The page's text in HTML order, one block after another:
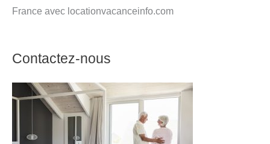
France avec locationvacanceinfo.com
Contactez-nous